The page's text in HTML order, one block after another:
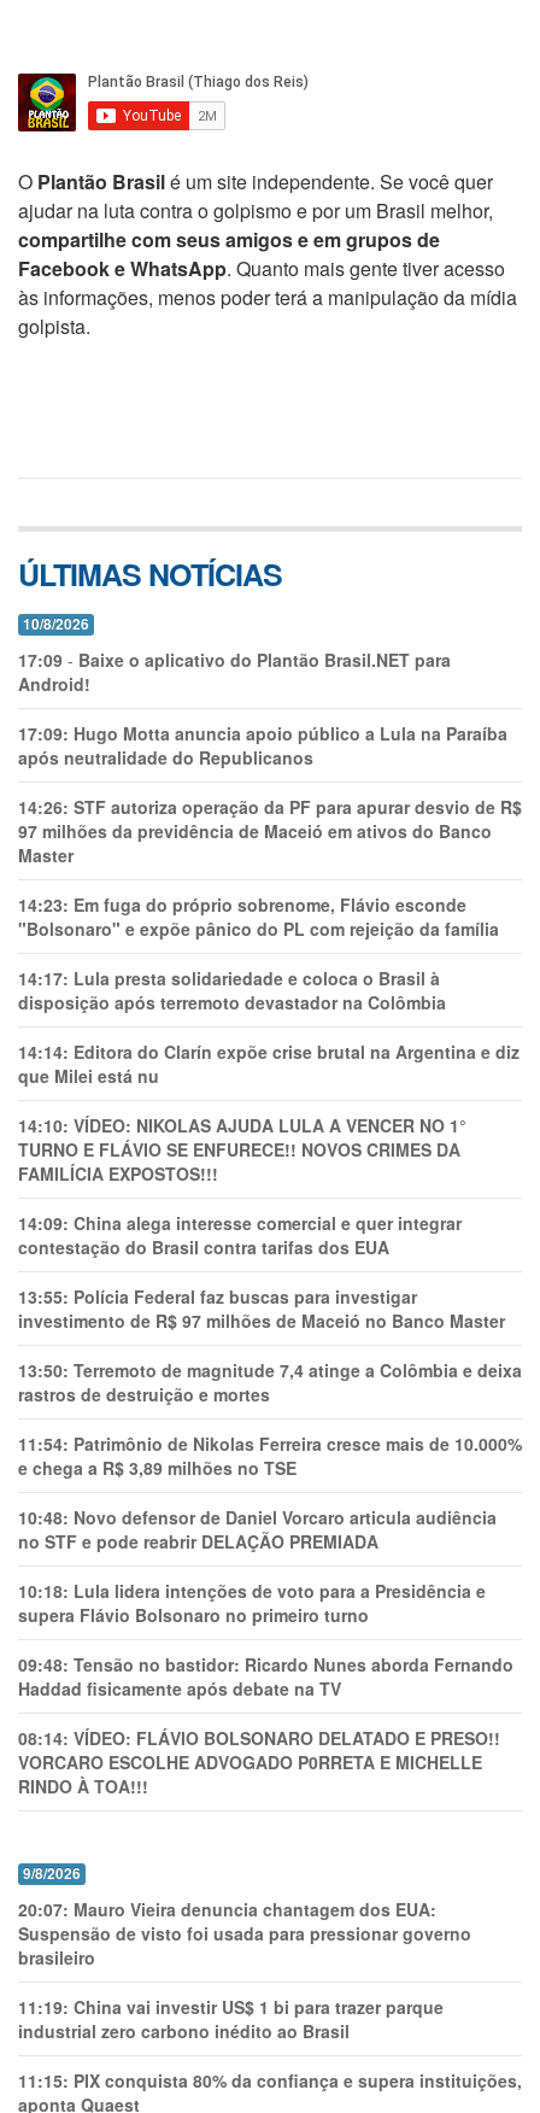
O Plantão Brasilé um site independente. Se você quer
ajudar na luta contra o golpismo e por um Brasil melhor,
compartilhe com seus amigos e em grupos de
Facebook e WhatsApp. Quanto mais gente tiver acesso
às informações, menos poder terá a manipulação da mídia
golpista.
ÚLTIMAS NOTÍCIAS
10/8/2026
17:09 - Baixe o aplicativo do Plantão Brasil.NET para
Android!
17:09: Hugo Motta anuncia apoio público a Lula na Paraíba
após neutralidade do Republicanos
14:26: STF autoriza operação da PF para apurar desvio de R$
97 milhões da previdência de Maceió em ativos do Banco
Master
14:23: Em fuga do próprio sobrenome, Flávio esconde
"Bolsonaro" e expõe pânico do PL com rejeição da família
14:17: Lula presta solidariedade e coloca o Brasil à
disposição após terremoto devastador na Colômbia
14:14: Editora do Clarín expõe crise brutal na Argentina e diz
que Milei está nu
14:10: VÍDEO: NIKOLAS AJUDA LULA A VENCER NO 1°
TURNO E FLÁVIO SE ENFURECE!! NOVOS CRIMES DA
FAMILÍCIA EXPOSTOS!!!
14:09: China alega interesse comercial e quer integrar
contestação do Brasil contra tarifas dos EUA
13:55: Polícia Federal faz buscas para investigar
investimento de R$ 97 milhões de Maceió no Banco Master
13:50: Terremoto de magnitude 7,4 atinge a Colômbia e deixa
rastros de destruição e mortes
11:54: Patrimônio de Nikolas Ferreira cresce mais de 10.000%
e chega a R$ 3,89 milhões no TSE
10:48: Novo defensor de Daniel Vorcaro articula audiência
no STF e pode reabrir DELAÇÃO PREMIADA
10:18: Lula lidera intenções de voto para a Presidência e
supera Flávio Bolsonaro no primeiro turno
09:48: Tensão no bastidor: Ricardo Nunes aborda Fernando
Haddad fisicamente após debate na TV
08:14: VÍDEO: FLÁVIO BOLSONARO DELATADO E PRESO!!
VORCARO ESCOLHE ADVOGADO P0RRETA E MICHELLE
RINDO À TOA!!!
9/8/2026
20:07: Mauro Vieira denuncia chantagem dos EUA:
Suspensão de visto foi usada para pressionar governo
brasileiro
11:19: China vai investir US$ 1 bi para trazer parque
industrial zero carbono inédito ao Brasil
11:15: PIX conquista 80% da confiança e supera instituições,
aponta Quaest